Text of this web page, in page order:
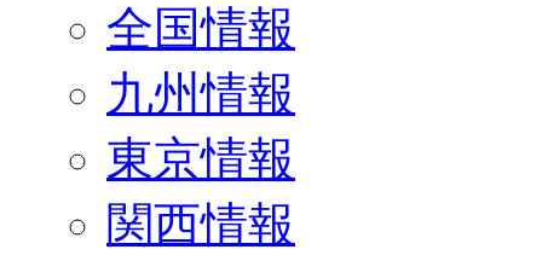
全国情報
九州情報
東京情報
関西情報